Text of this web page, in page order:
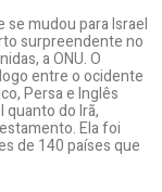
se mudou para Israel
surpreendente no
a ONU. O
entre o ocidente
Persa e Inglês
do Irã,
Ela foi
de 140 países que